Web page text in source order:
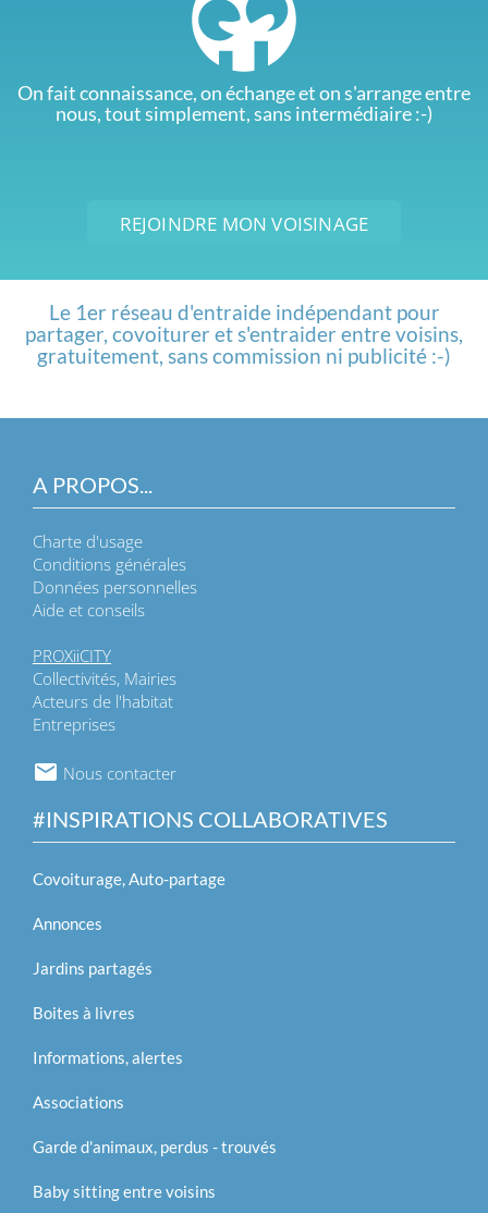
On fait connaissance, on échange et on s'arrange entre
nous, tout simplement, sans intermédiaire :-)
REJOINDRE MON VOISINAGE
Le 1er réseau d'entraide indépendant pour
partager, covoiturer et s'entraider entre voisins,
gratuitement, sans commission ni publicité :-)
A PROPOS...
Charte d'usage
Conditions générales
Données personnelles
Aide et conseils
PROXiiCITY
Collectivités, Mairies
Acteurs de l'habitat
Entreprises
Nous contacter
#INSPIRATIONS COLLABORATIVES
Covoiturage, Auto-partage
Annonces
Jardins partagés
Boites à livres
Informations, alertes
Associations
Garde d'animaux, perdus - trouvés
Baby sitting entre voisins